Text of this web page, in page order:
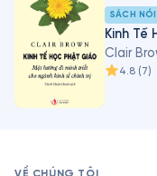
SÁCH NÓI
Kinh Tế
Clair
4.8 (7)